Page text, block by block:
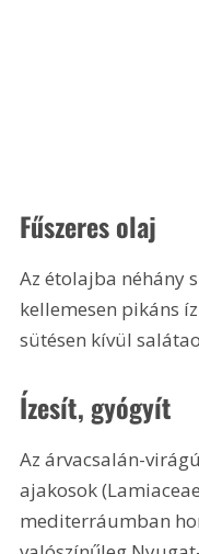
Fűszeres olaj
Az étolajba néhány
kellemesen pikáns
sütésen kívül
Ízesít, gyógyít
Az árvacsalán-
ajakosok
mediterráumban